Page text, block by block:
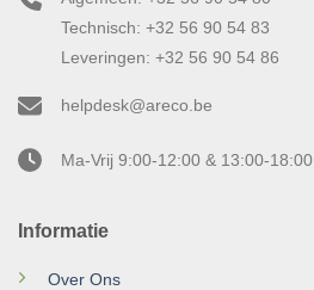
Informatie
Over Ons
Technisch: +32 56 90 54 83
Leveringen: +32 56 90 54 86
helpdesk@areco.be
Ma-Vrij 9:00-12:00 & 13:00-18:00